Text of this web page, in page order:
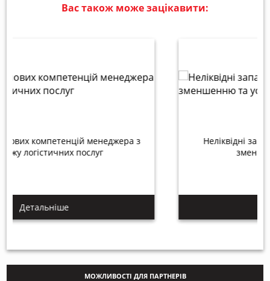
Вас також може зацікавити:
Неліквідні запаси. Системна робота по їх
зменшенню та усуненню
МОЖЛИВОСТІ ДЛЯ ПАРТНЕРІВ